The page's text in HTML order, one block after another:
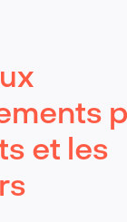
et les